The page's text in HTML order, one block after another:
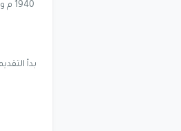
بدأ التقديم من اليوم السبت